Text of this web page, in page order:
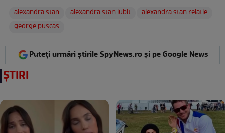
alexandra stan
alexandra stan iubit
alexandra stan relatie
george puscas
Puteți urmări știrile SpyNews.ro și pe Google News
ȘTIRI